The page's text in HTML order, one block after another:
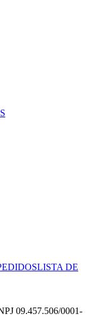
LISTA DE
09.457.506/0001-